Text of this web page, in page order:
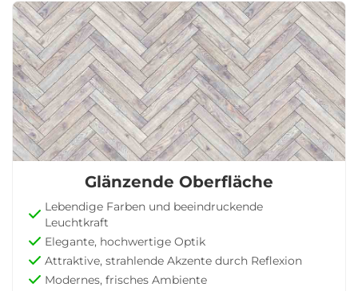
Glänzende Oberfläche
Lebendige Farben und beeindruckende
Leuchtkraft
Elegante, hochwertige Optik
Attraktive, strahlende Akzente durch Reflexion
Modernes, frisches Ambiente